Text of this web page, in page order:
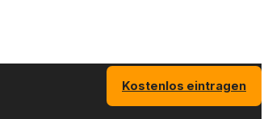
Kostenlos eintragen